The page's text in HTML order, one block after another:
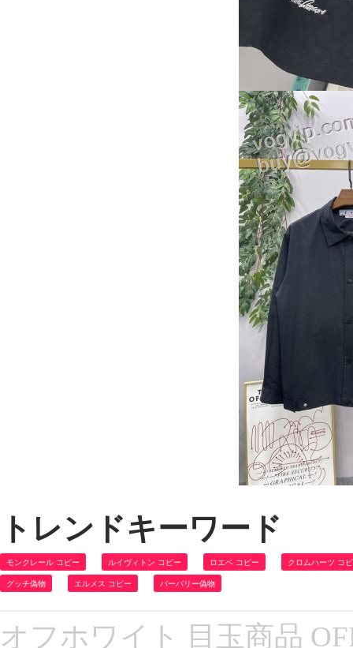
トレンドキーワード
モンクレール コピー ルイヴィトン コピー ロエベ コピー クロムハーツ コ
グッチ偽物 エルメス コピー バーバリー偽物
オフホワイト 目玉商品